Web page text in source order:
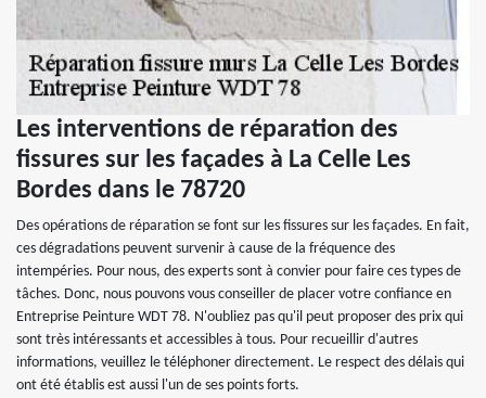
Les interventions de réparation des
fissures sur les façades à La Celle Les
Bordes dans le 78720
Des opérations de réparation se font sur les fissures sur les façades. En fait,
ces dégradations peuvent survenir à cause de la fréquence des
intempéries. Pour nous, des experts sont à convier pour faire ces types de
tâches. Donc, nous pouvons vous conseiller de placer votre confiance en
Entreprise Peinture WDT 78. N'oubliez pas qu'il peut proposer des prix qui
sont très intéressants et accessibles à tous. Pour recueillir d'autres
informations, veuillez le téléphoner directement. Le respect des délais qui
ont été établis est aussi l'un de ses points forts.